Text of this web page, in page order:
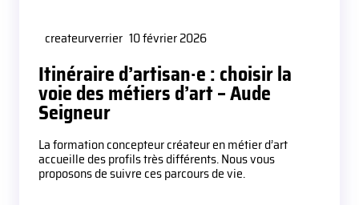
createurverrier 10 février 2026
Itinéraire d’artisan·e : choisir la
voie des métiers d’art – Aude
Seigneur
La formation concepteur créateur en métier d’art
accueille des profils très différents. Nous vous
proposons de suivre ces parcours de vie.